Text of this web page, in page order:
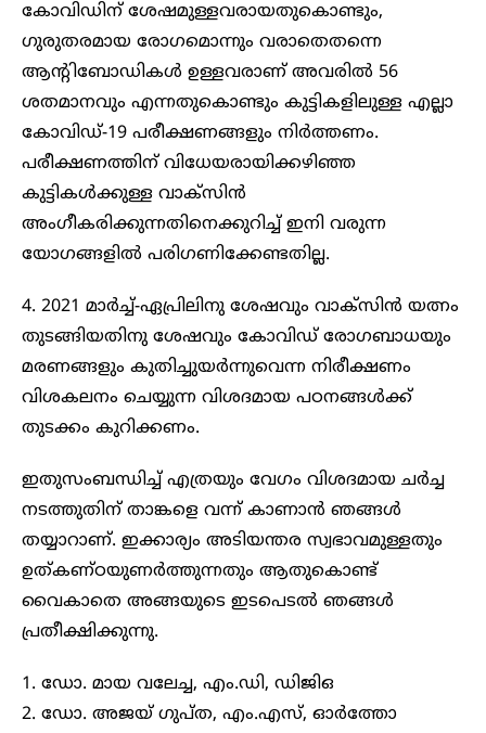
കോവിഡിന് ശേഷമുള്ളവരായതുകൊണ്ടും,
ഗുരുതരമായ രോഗമൊന്നും വരാതെതന്നെ
ആന്റിബോഡികള്‍ ഉള്ളവരാണ് അവരില്‍ 56
ശതമാനവും എന്നതുകൊണ്ടും കുട്ടികളിലുള്ള എല്ലാ
കോവിഡ്-19 പരീക്ഷണങ്ങളും നിര്‍ത്തണം.
പരീക്ഷണത്തിന് വിധേയരായിക്കഴിഞ്ഞ
കുട്ടികള്‍ക്കുള്ള വാക്‌സിന്‍
അംഗീകരിക്കുന്നതിനെക്കുറിച്ച് ഇനി വരുന്ന
യോഗങ്ങളില്‍ പരിഗണിക്കേണ്ടതില്ല.
4. 2021 മാര്‍ച്ച്-ഏപ്രിലിനു ശേഷവും വാക്‌സിന്‍ യത്നം
തുടങ്ങിയതിനു ശേഷവും കോവിഡ് രോഗബാധയും
മരണങ്ങളും കുതിച്ചുയർന്നുവെന്ന നിരീക്ഷണം
വിശകലനം ചെയ്യുന്ന വിശദമായ പഠനങ്ങള്‍ക്ക്
തുടക്കം കുറിക്കണം.
ഇതുസംബന്ധിച്ച് എത്രയും വേഗം വിശദമായ ചര്‍ച്ച
നടത്തുതിന് താങ്കളെ വന്ന് കാണാന്‍ ഞങ്ങള്‍
തയ്യാറാണ്. ഇക്കാര്യം അടിയന്തര സ്വഭാവമുള്ളതും
ഉത്കണ്ഠയുണര്‍ത്തുന്നതും ആതുകൊണ്ട്
വൈകാതെ അങ്ങയുടെ ഇടപെടൽ ഞങ്ങൾ
പ്രതീക്ഷിക്കുന്നു.
1. ഡോ. മായ വലേച്ച, എം.ഡി, ഡിജിഒ
2. ഡോ. അജയ് ഗുപ്ത, എം.എസ്, ഓർത്തോ